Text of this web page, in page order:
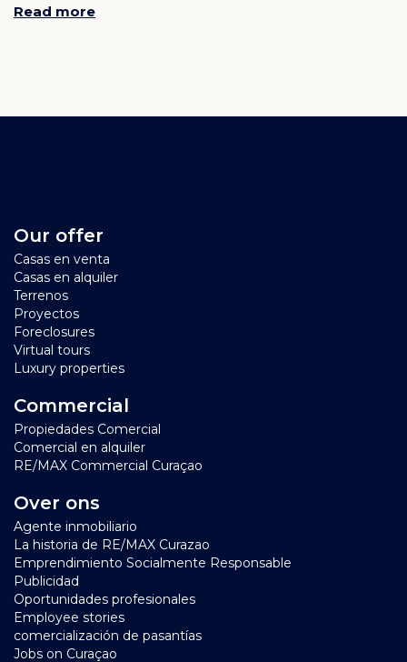
Read more
Our offer
Casas en venta
Casas en alquiler
Terrenos
Proyectos
Foreclosures
Virtual tours
Luxury properties
Commercial
Propiedades Comercial
Comercial en alquiler
RE/MAX Commercial Curaçao
Over ons
Agente inmobiliario
La historia de RE/MAX Curazao
Emprendimiento Socialmente Responsable
Publicidad
Oportunidades profesionales
Employee stories
comercialización de pasantías
Jobs on Curaçao